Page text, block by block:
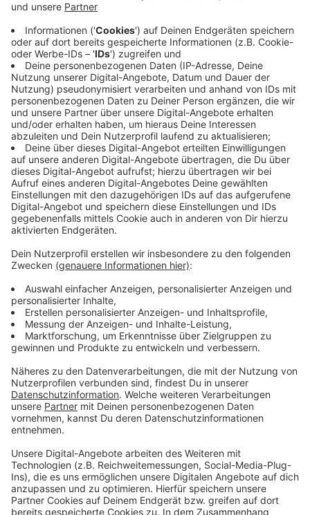
Tulpensonntag 02. März 2025
Anzeige
Karnevalszug in St. Tönis
Start:14.11 Uhr
Aufstellung:Parkplatz an der Gelderner Straße in St.
Tönis
Karnevalszug in Niederkrüchten
Start:16.11 Uhr
Karnevalszug in Anrath
Start:13.11 Uhr
Aufstellung: Hausbroicher Straße
Karnevalszug in Kaldenkirchen
Start:noch nicht bekannt gegeben